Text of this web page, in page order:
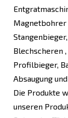
Magnetbohrer
Blechscheren
Profilbieger,
Absaugung
Die Produkte
unseren